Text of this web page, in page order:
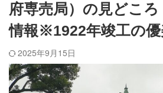
府専売局）の見どこ
情報※1922年竣工の
2025年9月15日